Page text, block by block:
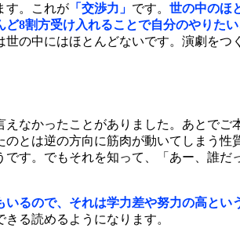
す。これが 「交渉力」 です。 世の中のほ
8割方受け入れることで自分のやりた
の中にはほとんどないです。演劇をつ
なかったことがありました。あとでご
とは逆の方向に筋肉が動いてしまう性
す。でもそれを知って、「あー、誰だ
るので、それは学力差や努力の高とい
る読めるようになります。